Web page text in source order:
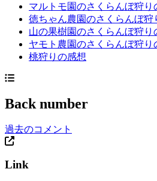
マルトモ園のさくらんぼ狩り
徳ちゃん農園のさくらんぼ狩
山の果樹園のさくらんぼ狩り
ヤモト農園のさくらんぼ狩り
桃狩りの感想
Back number
過去のコメント
Link